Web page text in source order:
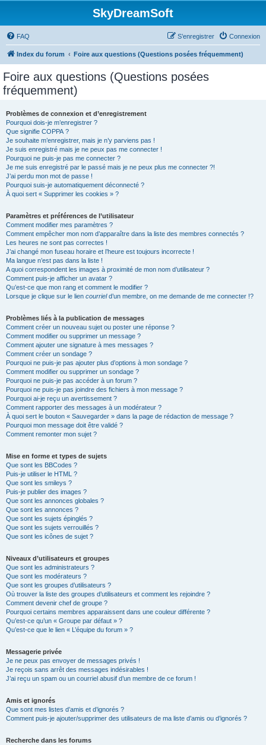
SkyDreamSoft
FAQ Connexion
S’enregistrer
Index du forum Foire aux questions (Questions posées fréquemment)
Foire aux questions (Questions posées
fréquemment)
Problèmes de connexion et d’enregistrement
Pourquoi dois-je m’enregistrer ?
Que signifie COPPA ?
Je souhaite m’enregistrer, mais je n’y parviens pas !
Je suis enregistré mais je ne peux pas me connecter !
Pourquoi ne puis-je pas me connecter ?
Je me suis enregistré par le passé mais je ne peux plus me connecter ?!
J’ai perdu mon mot de passe !
Pourquoi suis-je automatiquement déconnecté ?
À quoi sert « Supprimer les cookies » ?
Paramètres et préférences de l’utilisateur
Comment modifier mes paramètres ?
Comment empêcher mon nom d’apparaître dans la liste des membres connectés ?
Les heures ne sont pas correctes !
J’ai changé mon fuseau horaire et l’heure est toujours incorrecte !
Ma langue n’est pas dans la liste !
A quoi correspondent les images à proximité de mon nom d’utilisateur ?
Comment puis-je afficher un avatar ?
Qu’est-ce que mon rang et comment le modifier ?
Lorsque je clique sur le lien courrield’un membre, on me demande de me connecter !?
Problèmes liés à la publication de messages
Comment créer un nouveau sujet ou poster une réponse ?
Comment modifier ou supprimer un message ?
Comment ajouter une signature à mes messages ?
Comment créer un sondage ?
Pourquoi ne puis-je pas ajouter plus d’options à mon sondage ?
Comment modifier ou supprimer un sondage ?
Pourquoi ne puis-je pas accéder à un forum ?
Pourquoi ne puis-je pas joindre des fichiers à mon message ?
Pourquoi ai-je reçu un avertissement ?
Comment rapporter des messages à un modérateur ?
À quoi sert le bouton « Sauvegarder » dans la page de rédaction de message ?
Pourquoi mon message doit être validé ?
Comment remonter mon sujet ?
Mise en forme et types de sujets
Que sont les BBCodes ?
Puis-je utiliser le HTML ?
Que sont les smileys ?
Puis-je publier des images ?
Que sont les annonces globales ?
Que sont les annonces ?
Que sont les sujets épinglés ?
Que sont les sujets verrouillés ?
Que sont les icônes de sujet ?
Niveaux d’utilisateurs et groupes
Que sont les administrateurs ?
Que sont les modérateurs ?
Que sont les groupes d’utilisateurs ?
Où trouver la liste des groupes d’utilisateurs et comment les rejoindre ?
Comment devenir chef de groupe ?
Pourquoi certains membres apparaissent dans une couleur différente ?
Qu’est-ce qu’un « Groupe par défaut » ?
Qu’est-ce que le lien « L’équipe du forum » ?
Messagerie privée
Je ne peux pas envoyer de messages privés !
Je reçois sans arrêt des messages indésirables !
J’ai reçu un spam ou un courriel abusif d’un membre de ce forum !
Amis et ignorés
Que sont mes listes d’amis et d’ignorés ?
Comment puis-je ajouter/supprimer des utilisateurs de ma liste d’amis ou d’ignorés ?
Recherche dans les forums